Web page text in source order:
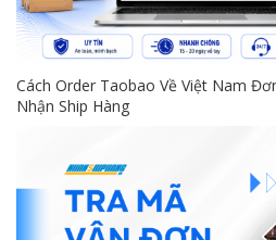
Cách Order Taobao Về Việt Nam
Nhận Ship Hàng